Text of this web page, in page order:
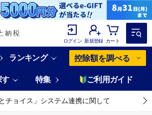
ログイン 新規登録 カート
ランキング 控除額を調べる
す 特集 ご利用ガイド
チョイス」システム連携に関して